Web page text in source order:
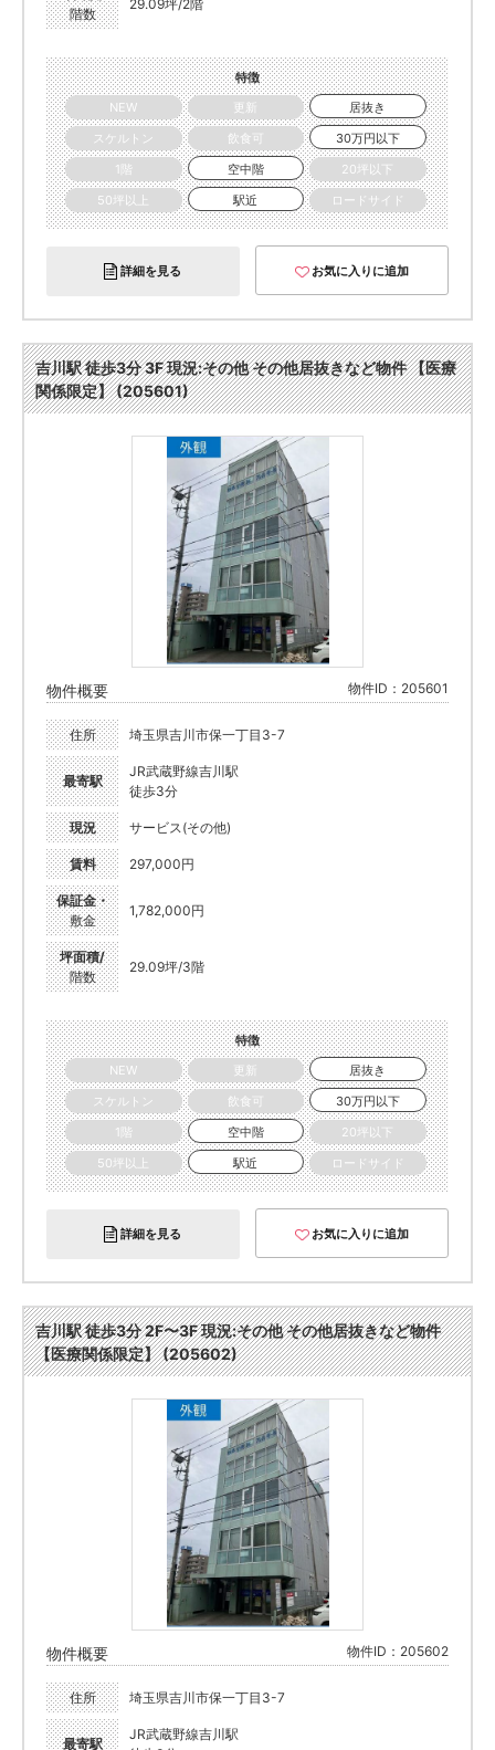
階数
29.09坪/2階
特徴
NEW
更新
居抜き
スケルトン
飲食可
30万円以下
1階
空中階
20坪以下
50坪以上
駅近 ロードサイド
詳細を見る お気に入りに追加
吉川駅 徒歩3分 3F 現況:その他 その他居抜きなど物件 【医療
関係限定】 (205601)
物件概要 物件ID：205601
住所 埼玉県吉川市保一丁目3-7
最寄駅
JR武蔵野線吉川駅
徒歩3分
現況 サービス(その他)
賃料 297,000円
保証金・
敷金
1,782,000円
坪面積/
階数
29.09坪/3階
特徴
NEW
更新
居抜き
スケルトン
飲食可
30万円以下
1階
空中階
20坪以下
50坪以上
駅近 ロードサイド
詳細を見る お気に入りに追加
吉川駅 徒歩3分 2F〜3F 現況:その他 その他居抜きなど物件
【医療関係限定】 (205602)
物件概要 物件ID：205602
住所 埼玉県吉川市保一丁目3-7
最寄駅
JR武蔵野線吉川駅